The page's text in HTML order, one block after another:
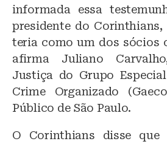
informada essa
presidente do Corinthians,
teria como um dos sócios
afirma Juliano
Justiça do Grupo
Crime Organizado
Público de São Paulo.
O Corinthians disse